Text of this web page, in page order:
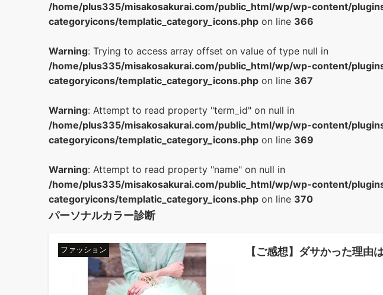
/home/plus335/misakosakurai.com/public_html/wp/wp-content/
categoryicons/templatic_category_icons.php on line 366
Warning: Trying to access array offset on value of type null in
/home/plus335/misakosakurai.com/public_html/wp/wp-content/
categoryicons/templatic_category_icons.php on line 367
Warning: Attempt to read property "term_id" on null in
/home/plus335/misakosakurai.com/public_html/wp/wp-content/
categoryicons/templatic_category_icons.php on line 369
Warning: Attempt to read property "name" on null in
/home/plus335/misakosakurai.com/public_html/wp/wp-content/
categoryicons/templatic_category_icons.php on line 370
パーソナルカラー診断
ファッション 【ご感想】ダサかった理由